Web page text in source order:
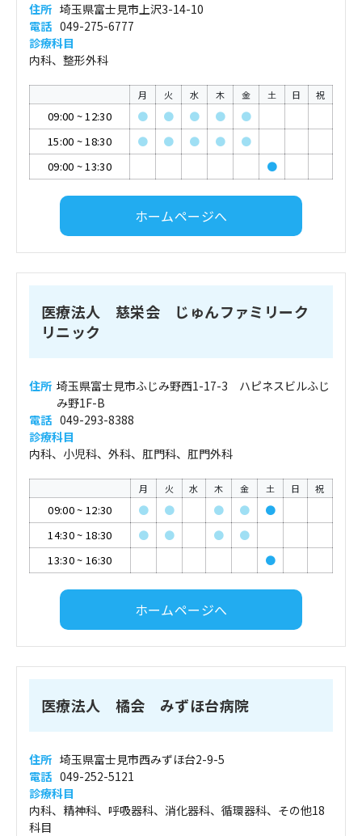
住所 埼玉県富士見市上沢3-14-10
電話 049-275-6777
診療科目
内科、整形外科
月 火 水 木 金 土 日 祝
09:00 ~12:30 ● ● ● ●
●
15:00 ~18:30 ● ● ● ●
●
09:00 ~13:30 ●
ホームページへ
医療法人 慈栄会 じゅんファミリーク
リニック
住所 埼玉県富士見市ふじみ野西1-17-3 ハピネスビルふじ
み野1F-B
電話 049-293-8388
診療科目
内科、小児科、外科、肛門科、肛門外科
月 火 水 木 金 土 日 祝
09:00~ 12:30 ● ● ● ●
●
14:30~ 18:30 ● ● ●
●
13:30~ 16:30 ●
ホームページへ
医療法人 橘会 みずほ台病院
住所 埼玉県富士見市西みずほ台2-9-5
電話 049-252-5121
診療科目
内科、精神科、呼吸器科、消化器科、循環器科、その他18
科目